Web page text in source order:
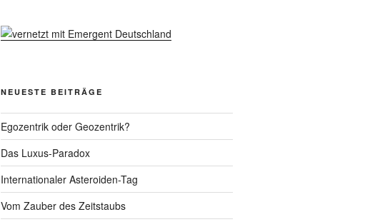
NEUESTE BEITRÄGE
Egozentrik oder Geozentrik?
Das Luxus-Paradox
Internationaler Asteroiden-Tag
Vom Zauber des Zeitstaubs